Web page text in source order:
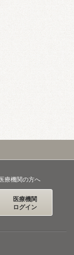
医療機関の方へ
医療機関
ログイン